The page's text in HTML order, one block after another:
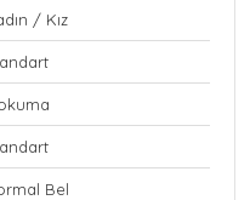
/ Kız
Bel